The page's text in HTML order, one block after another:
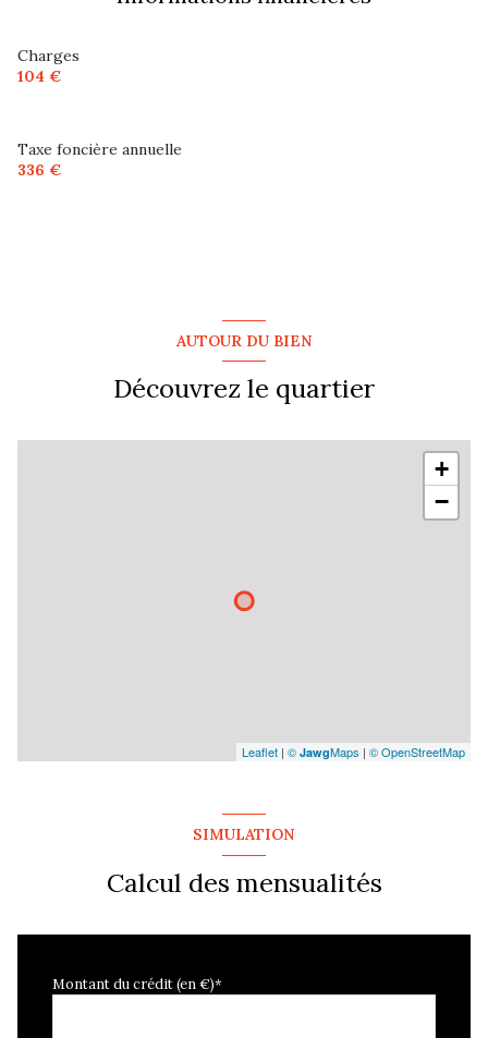
Charges
104 €
Taxe foncière annuelle
336 €
AUTOUR DU BIEN
Découvrez le quartier
+
−
Leaflet | © JawgMaps | © OpenStreetMap
SIMULATION
Calcul des mensualités
Montant du crédit (en €)*